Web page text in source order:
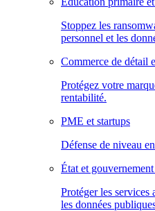
Stoppez les
personnel et les
Commerce de détail
Protégez votre
rentabilité.
PME et startups
Défense de niveau
État et
Protéger les services
les données